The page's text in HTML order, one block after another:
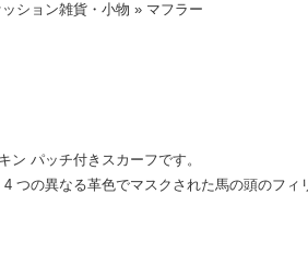
ション雑貨・小物 » マフラー
ン パッチ付きスカーフです。
つの異なる革色でマスクされた馬の頭のフィ